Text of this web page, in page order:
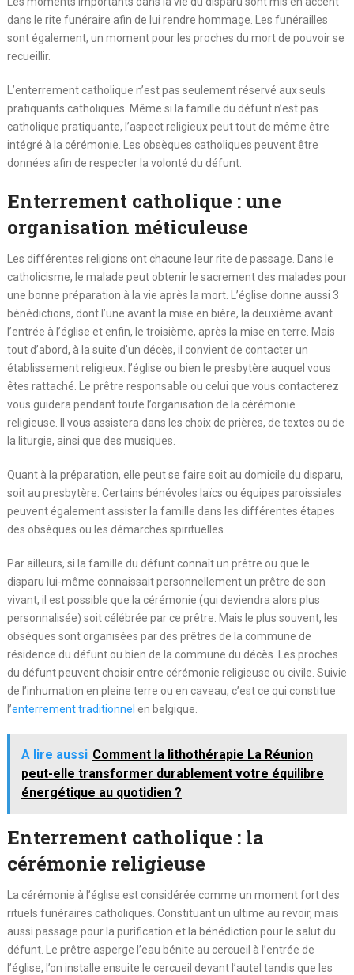
dans le rite funéraire afin de lui rendre hommage. Les funérailles
sont également, un moment pour les proches du mort de pouvoir se
recueillir.
L’enterrement catholique n’est pas seulement réservé aux seuls
pratiquants catholiques. Même si la famille du défunt n’est pas
catholique pratiquante, l’aspect religieux peut tout de même être
intégré à la cérémonie. Les obsèques catholiques peuvent être
données afin de respecter la volonté du défunt.
Enterrement catholique : une
organisation méticuleuse
Les différentes religions ont chacune leur rite de passage. Dans le
catholicisme, le malade peut obtenir le sacrement des malades pour
une bonne préparation à la vie après la mort. L’église donne aussi 3
bénédictions, dont l’une avant la mise en bière, la deuxième avant
l’entrée à l’église et enfin, le troisième, après la mise en terre. Mais
tout d’abord, à la suite d’un décès, il convient de contacter un
établissement religieux: l’église ou bien le presbytère auquel vous
êtes rattaché. Le prêtre responsable ou celui que vous contacterez
vous guidera pendant toute l’organisation de la cérémonie
religieuse. Il vous assistera dans les choix de prières, de textes ou de
la liturgie, ainsi que des musiques.
Quant à la préparation, elle peut se faire soit au domicile du disparu,
soit au presbytère. Certains bénévoles laïcs ou équipes paroissiales
peuvent également assister la famille dans les différentes étapes
des obsèques ou les démarches spirituelles.
Par ailleurs, si la famille du défunt connaît un prêtre ou que le
disparu lui-même connaissait personnellement un prêtre de son
vivant, il est possible que la cérémonie (qui deviendra alors plus
personnalisée) soit célébrée par ce prêtre. Mais le plus souvent, les
obsèques sont organisées par des prêtres de la commune de
résidence du défunt ou bien de la commune du décès. Les proches
du défunt peuvent choisir entre cérémonie religieuse ou civile. Suivie
de l’inhumation en pleine terre ou en caveau, c’est ce qui constitue
l’enterrement traditionnel en belgique.
A lire aussi Comment la lithothérapie La Réunion
peut-elle transformer durablement votre équilibre
énergétique au quotidien ?
Enterrement catholique : la
cérémonie religieuse
La cérémonie à l’église est considérée comme un moment fort des
rituels funéraires catholiques. Constituant un ultime au revoir, mais
aussi passage pour la purification et la bénédiction pour le salut du
défunt. Le prêtre asperge l’eau bénite au cercueil à l’entrée de
l’église, l’on installe ensuite le cercueil devant l’autel tandis que les